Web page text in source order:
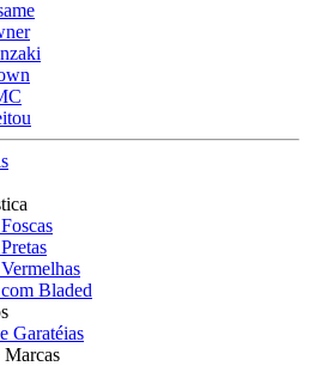
Bladed
Garatéias